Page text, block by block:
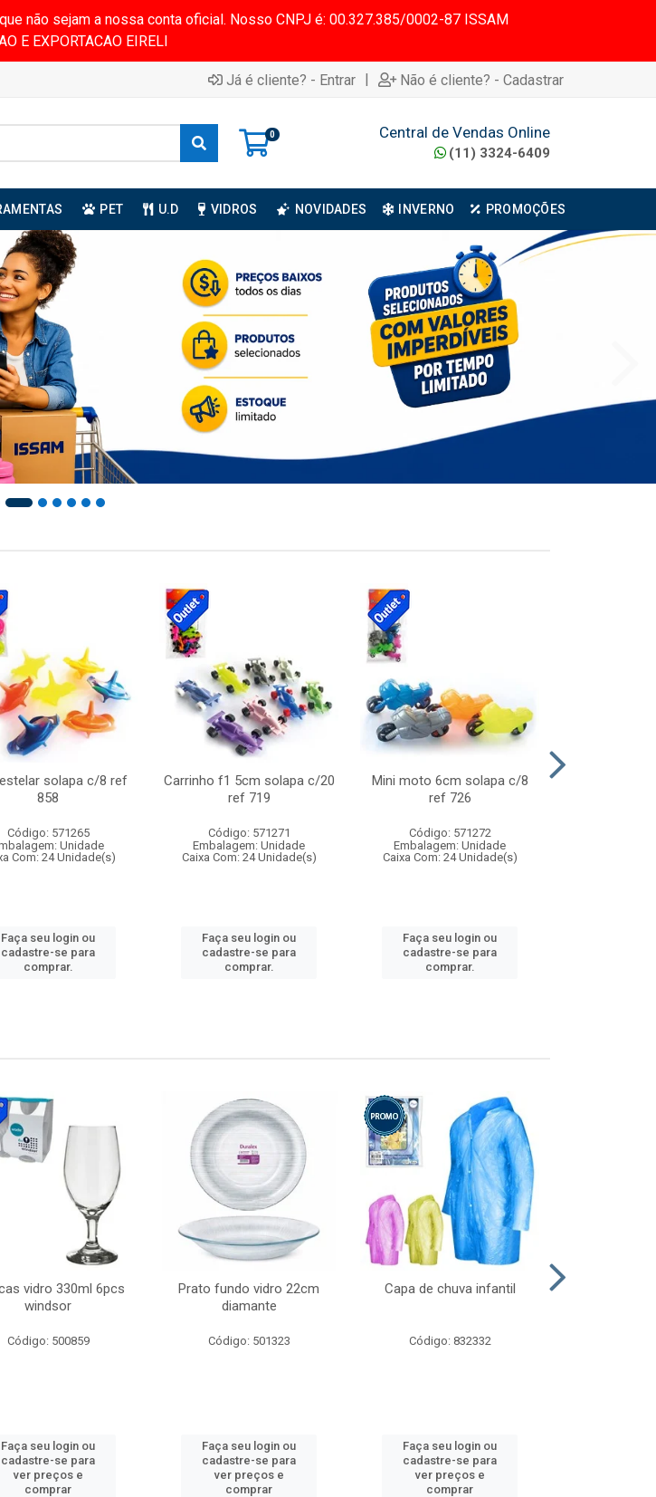
não sejam a nossa conta oficial. Nosso CNPJ é: 00.327.385/0002-87 ISSAM
E EXPORTACAO EIRELI
Já é cliente? - Entrar | Não é cliente? - Cadastrar
0 Central de Vendas Online
(11) 3324-6409
PET U.D VIDROS NOVIDADES INVERNO PROMOÇÕES
solapa c/8 ref
858
Código: 571265
Unidade
Com: 24 Unidade(s)
Faça seu login ou
cadastre-se para
comprar.
Carrinho f1 5cm solapa c/20
ref 719
Código: 571271
Embalagem: Unidade
Caixa Com: 24 Unidade(s)
Faça seu login ou
cadastre-se para
comprar.
Mini moto 6cm solapa c/8
ref 726
Código: 571272
Embalagem: Unidade
Caixa Com: 24 Unidade(s)
Faça seu login ou
cadastre-se para
comprar.
vidro 330ml 6pcs
windsor
Código: 500859
Faça seu login ou
cadastre-se para
ver preços e
comprar
Prato fundo vidro 22cm
diamante
Código: 501323
Faça seu login ou
cadastre-se para
ver preços e
comprar
Capa de chuva infantil
Código: 832332
Faça seu login ou
cadastre-se para
ver preços e
comprar